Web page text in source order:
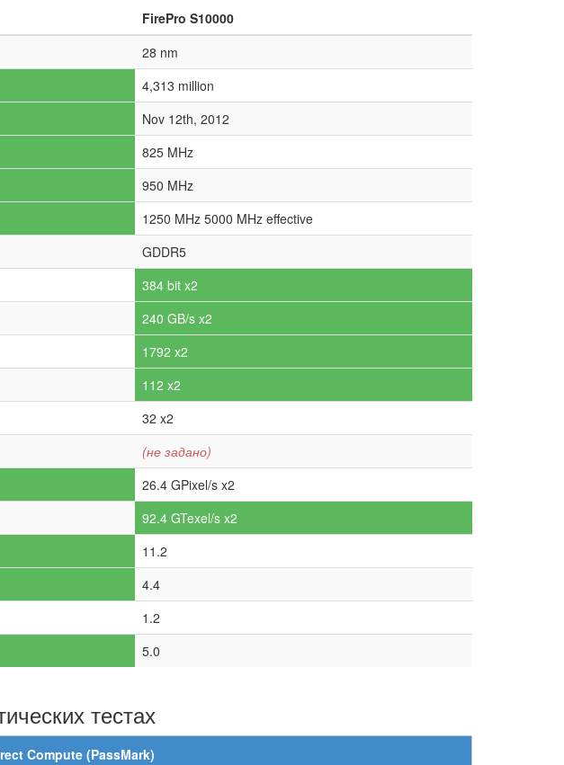
FirePro S10000
28 nm
4,313 million
Nov 12th, 2012
825 MHz
950 MHz
1250 MHz 5000 MHz effective
GDDR5
384 bit x2
240 GB/s x2
1792 x2
112 x2
32 x2
(не задано)
26.4 GPixel/s x2
92.4 GTexel/s x2
11.2
4.4
1.2
5.0
тестах
Compute (PassMark)